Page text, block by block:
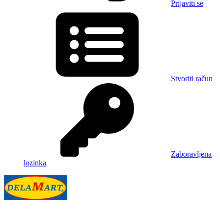
Prijaviti se
Stvoriti račun
Zaboravljena
lozinka